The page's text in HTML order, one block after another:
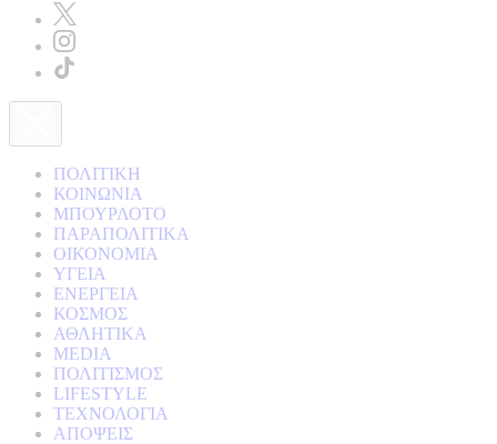
ΠΟΛΙΤΙΚΗ
ΚΟΙΝΩΝΙΑ
ΜΠΟΥΡΛΟΤΟ
ΠΑΡΑΠΟΛΙΤΙΚΑ
ΟΙΚΟΝΟΜΙΑ
ΥΓΕΙΑ
ΕΝΕΡΓΕΙΑ
ΚΟΣΜΟΣ
ΑΘΛΗΤΙΚΑ
MEDIA
ΠΟΛΙΤΙΣΜΟΣ
LIFESTYLE
ΤΕΧΝΟΛΟΓΙΑ
ΑΠΟΨΕΙΣ